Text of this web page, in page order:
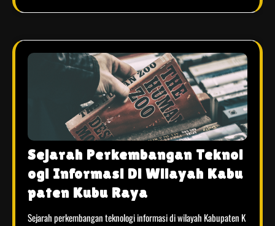
Sejarah Perkembangan Teknol
ogi Informasi Di Wilayah Kabu
paten Kubu Raya
Sejarah perkembangan teknologi informasi di wilayah Kabupaten K